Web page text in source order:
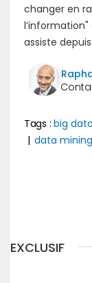
changer en
assiste
Tags : big data
| data mining
EXCLUSIF